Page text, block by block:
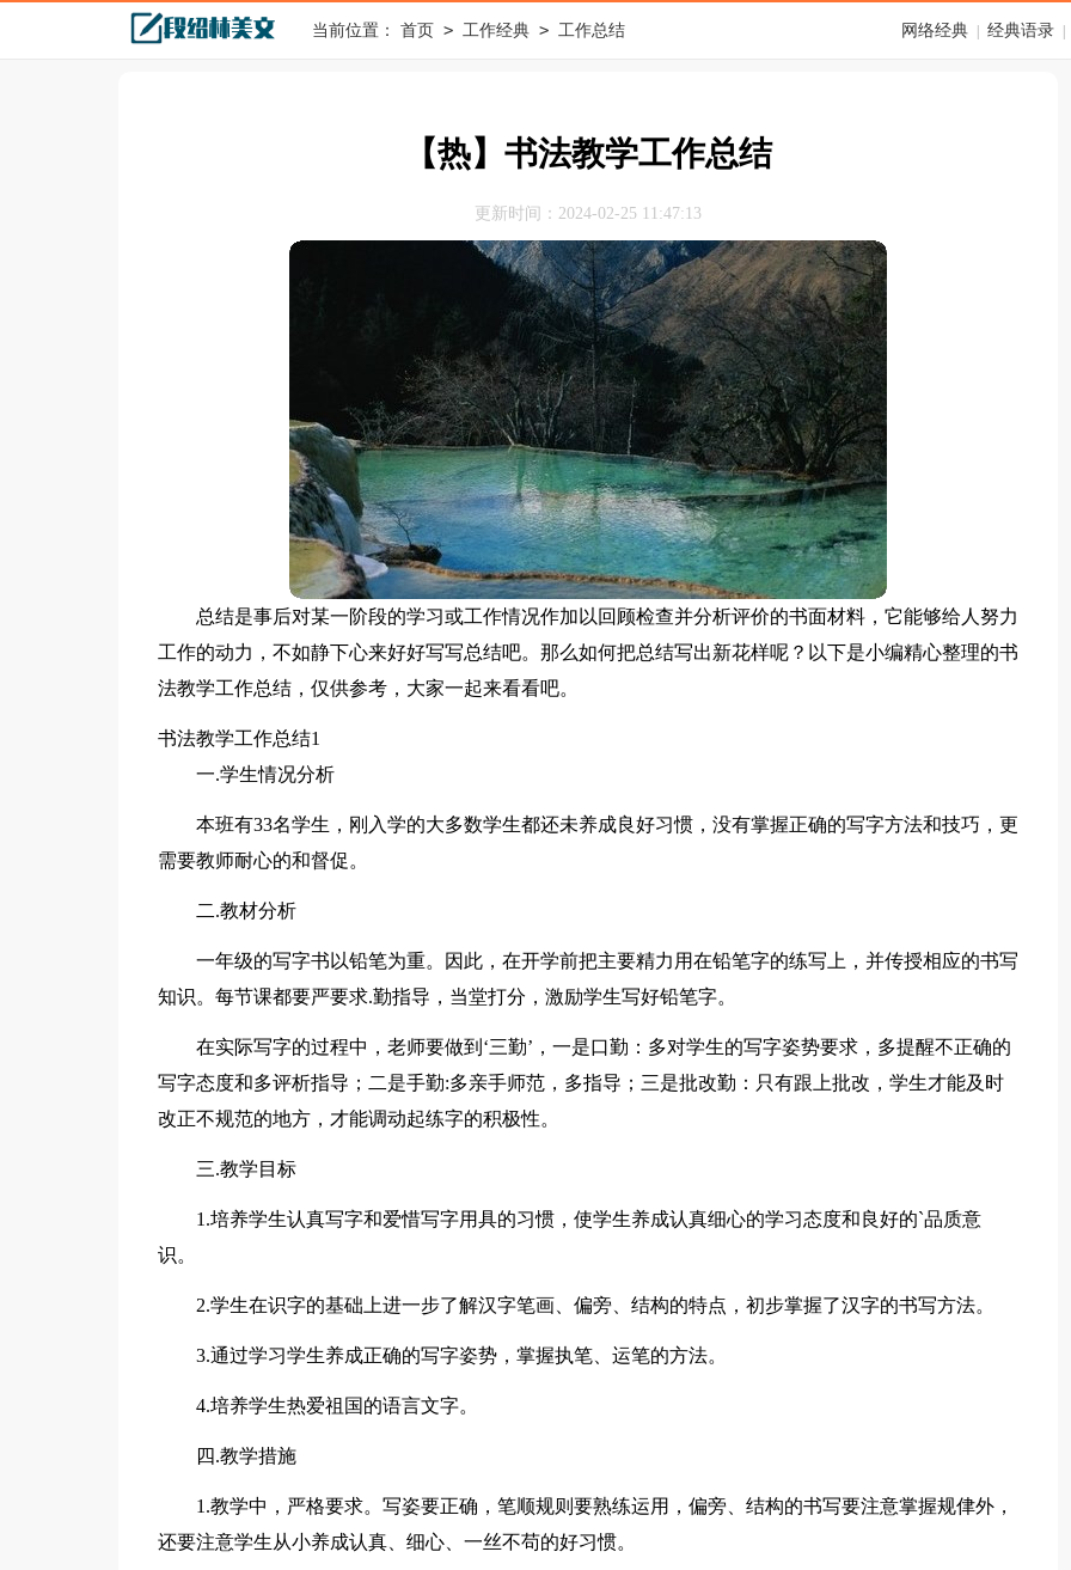
当前位置： 首页 > 工作经典 > 工作总结 网络经典 经典语录
【热】书法教学工作总结
更新时间：2024-02-25 11:47:13
总结是事后对某一阶段的学习或工作情况作加以回顾检查并分析评价的书面材料，它能够给人努力
工作的动力，不如静下心来好好写写总结吧。那么如何把总结写出新花样呢？以下是小编精心整理的书
法教学工作总结，仅供参考，大家一起来看看吧。
书法教学工作总结1
一.学生情况分析
本班有33名学生，刚入学的大多数学生都还未养成良好习惯，没有掌握正确的写字方法和技巧，更
需要教师耐心的和督促。
二.教材分析
一年级的写字书以铅笔为重。因此，在开学前把主要精力用在铅笔字的练写上，并传授相应的书写
知识。每节课都要严要求.勤指导，当堂打分，激励学生写好铅笔字。
在实际写字的过程中，老师要做到‘三勤’，一是口勤：多对学生的写字姿势要求，多提醒不正确的
写字态度和多评析指导；二是手勤:多亲手师范，多指导；三是批改勤：只有跟上批改，学生才能及时
改正不规范的地方，才能调动起练字的积极性。
三.教学目标
1.培养学生认真写字和爱惜写字用具的习惯，使学生养成认真细心的学习态度和良好的`品质意
识。
2.学生在识字的基础上进一步了解汉字笔画、偏旁、结构的特点，初步掌握了汉字的书写方法。
3.通过学习学生养成正确的写字姿势，掌握执笔、运笔的方法。
4.培养学生热爱祖国的语言文字。
四.教学措施
1.教学中，严格要求。写姿要正确，笔顺规则要熟练运用，偏旁、结构的书写要注意掌握规侓外，
还要注意学生从小养成认真、细心、一丝不苟的好习惯。